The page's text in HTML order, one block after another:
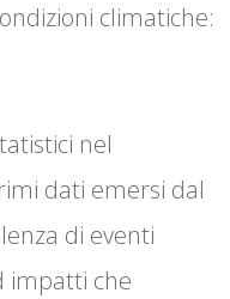
climatiche:
nel
dati emersi dal
di eventi
impatti che